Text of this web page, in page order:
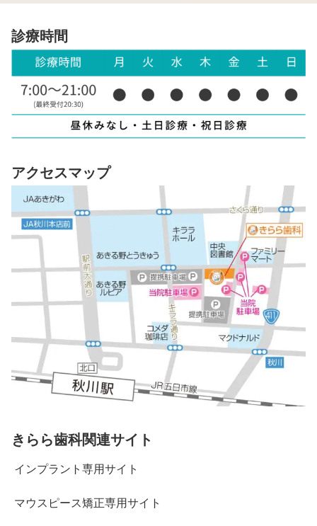
診療時間
アクセスマップ
きらら歯科関連サイト
インプラント専用サイト
マウスピース矯正専用サイト